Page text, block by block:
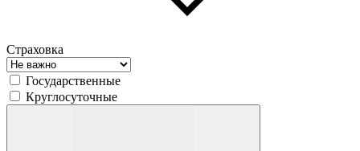
Страховка
Государственные
Круглосуточные